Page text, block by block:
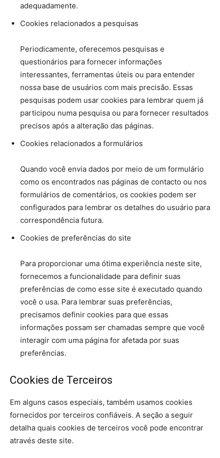
adequadamente.
Cookies relacionados a pesquisas
Periodicamente, oferecemos pesquisas e
questionários para fornecer informações
interessantes, ferramentas úteis ou para entender
nossa base de usuários com mais precisão. Essas
pesquisas podem usar cookies para lembrar quem já
participou numa pesquisa ou para fornecer resultados
precisos após a alteração das páginas.
Cookies relacionados a formulários
Quando você envia dados por meio de um formulário
como os encontrados nas páginas de contacto ou nos
formulários de comentários, os cookies podem ser
configurados para lembrar os detalhes do usuário para
correspondência futura.
Cookies de preferências do site
Para proporcionar uma ótima experiência neste site,
fornecemos a funcionalidade para definir suas
preferências de como esse site é executado quando
você o usa. Para lembrar suas preferências,
precisamos definir cookies para que essas
informações possam ser chamadas sempre que você
interagir com uma página for afetada por suas
preferências.
Cookies de Terceiros
Em alguns casos especiais, também usamos cookies
fornecidos por terceiros confiáveis. A seção a seguir
detalha quais cookies de terceiros você pode encontrar
através deste site.